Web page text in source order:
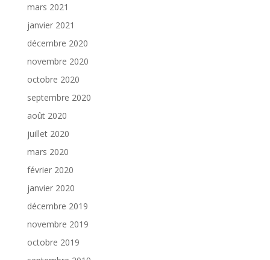
mars 2021
janvier 2021
décembre 2020
novembre 2020
octobre 2020
septembre 2020
août 2020
juillet 2020
mars 2020
février 2020
janvier 2020
décembre 2019
novembre 2019
octobre 2019